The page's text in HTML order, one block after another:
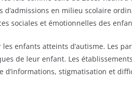
en milieu scolaire
sociales et émotionnelles des
les enfants atteints d’autisme. Les
de leur enfant. Les
stigmatisation et